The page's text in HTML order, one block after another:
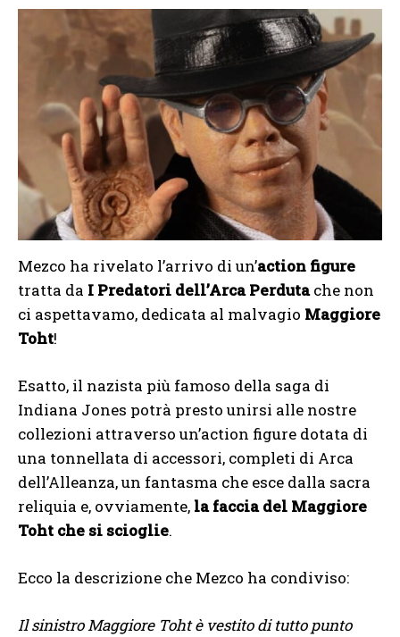
Mezco ha rivelato l’arrivo di un’action figure
tratta da I Predatori dell’Arca Perdutache non
ci aspettavamo, dedicata al malvagio Maggiore
Toht!
Esatto, il nazista più famoso della saga di
Indiana Jones potrà presto unirsi alle nostre
collezioni attraverso un’action figure dotata di
una tonnellata di accessori, completi di Arca
dell’Alleanza, un fantasma che esce dalla sacra
reliquia e, ovviamente, la faccia del Maggiore
Toht che si scioglie.
Ecco la descrizione che Mezco ha condiviso:
Il sinistro Maggiore Toht è vestito di tutto punto